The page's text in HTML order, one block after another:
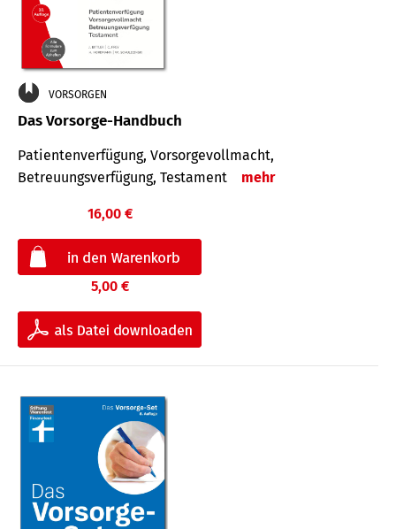
VORSORGEN
Das Vorsorge-Handbuch
Patientenverfügung, Vorsorgevollmacht,
Betreuungsverfügung, Testament
mehr
16,00 €
5,00 €